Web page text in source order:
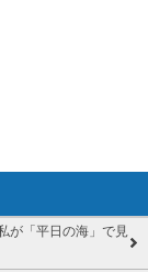
が「平日の海」で見